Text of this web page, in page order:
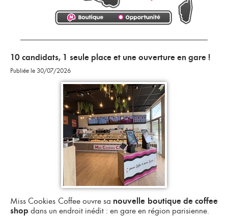
DERNIÈRE ACTUALITÉ
10 candidats, 1 seule place et une ouverture en gare !
Publiée le 30/07/2026
Miss Cookies Coffee ouvre sa nouvelle boutique de coffee
shop dans un endroit inédit : en gare en région parisienne.